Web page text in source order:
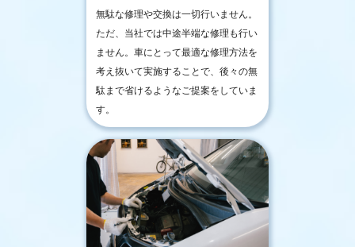
無駄な修理や交換は一切行いません。
ただ、当社では中途半端な修理も行い
ません。車にとって最適な修理方法を
考え抜いて実施することで、後々の無
駄まで省けるようなご提案をしていま
す。